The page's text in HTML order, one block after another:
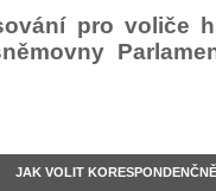
pro voliče
JAK VOLIT KORESPONDENČNĚ